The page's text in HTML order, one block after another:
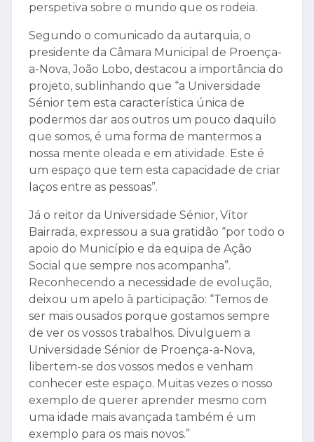
perspetiva sobre o mundo que os rodeia.
Segundo o comunicado da autarquia, o
presidente da Câmara Municipal de Proença-
a-Nova, João Lobo, destacou a importância do
projeto, sublinhando que “a Universidade
Sénior tem esta característica única de
podermos dar aos outros um pouco daquilo
que somos, é uma forma de mantermos a
nossa mente oleada e em atividade. Este é
um espaço que tem esta capacidade de criar
laços entre as pessoas”.
Já o reitor da Universidade Sénior, Vítor
Bairrada, expressou a sua gratidão “por todo o
apoio do Município e da equipa de Ação
Social que sempre nos acompanha”.
Reconhecendo a necessidade de evolução,
deixou um apelo à participação: “Temos de
ser mais ousados porque gostamos sempre
de ver os vossos trabalhos. Divulguem a
Universidade Sénior de Proença-a-Nova,
libertem-se dos vossos medos e venham
conhecer este espaço. Muitas vezes o nosso
exemplo de querer aprender mesmo com
uma idade mais avançada também é um
exemplo para os mais novos.”